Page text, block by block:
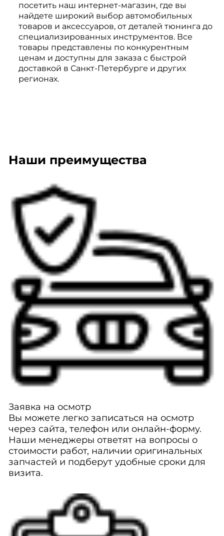
посетить наш интернет-магазин, где вы
найдете широкий выбор автомобильных
товаров и аксессуаров, от деталей тюнинга до
специализированных инструментов. Все
товары представлены по конкурентным
ценам и доступны для заказа с быстрой
доставкой в Санкт-Петербурге и других
регионах.
Наши преимущества
Заявка на осмотр
Вы можете легко записаться на осмотр
через сайта, телефон или онлайн-форму.
Наши менеджеры ответят на вопросы о
стоимости работ, наличии оригинальных
запчастей и подберут удобные сроки для
визита.